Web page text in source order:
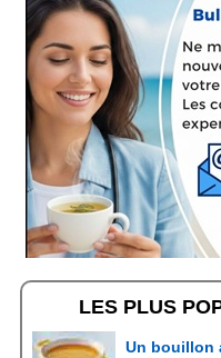
LES PLUS
Un bouillon